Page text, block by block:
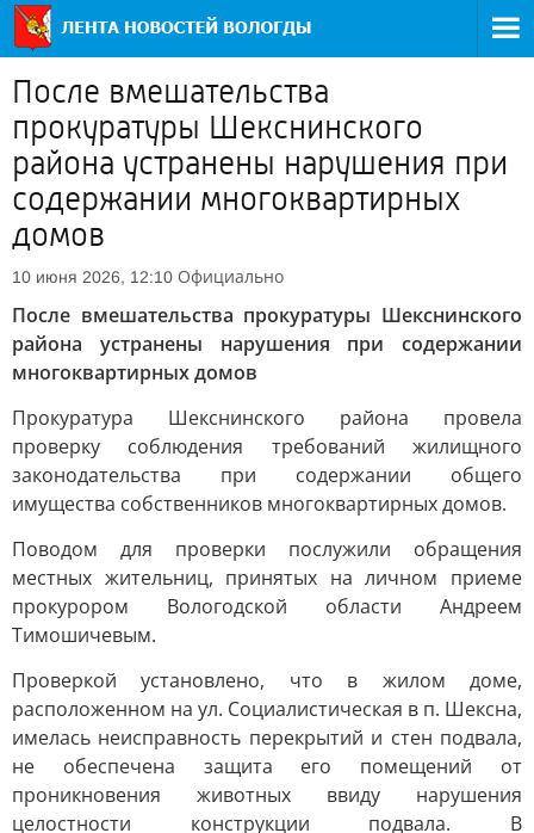
После вмешательства
прокуратуры Шекснинского
района устранены нарушения при
содержании многоквартирных
домов
10 июня 2026, 12:10 Официально
После вмешательства прокуратуры Шекснинского
района устранены нарушения при содержании
многоквартирных домов
Прокуратура Шекснинского района провела
проверку соблюдения требований жилищного
законодательства при содержании общего
имущества собственников многоквартирных домов.
Поводом для проверки послужили обращения
местных жительниц, принятых на личном приеме
прокурором Вологодской области Андреем
Тимошичевым.
Проверкой установлено, что в жилом доме,
расположенном на ул. Социалистическая в п. Шексна,
имелась неисправность перекрытий и стен подвала,
не обеспечена защита его помещений от
проникновения животных ввиду нарушения
целостности конструкции подвала. В